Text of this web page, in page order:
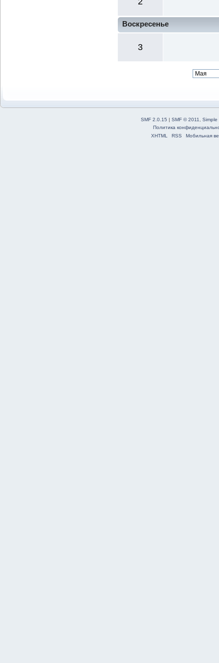
Воскресенье
3
SMF 2.0.15 | SMF © 2011
Simple
Политика
XHTML
RSS Мобильная